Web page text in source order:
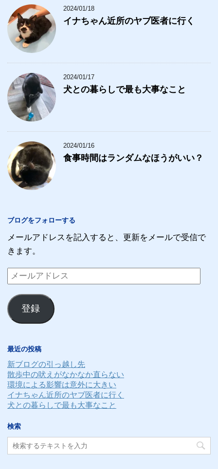
2024/01/18
イナちゃん近所のヤブ医者に行く
2024/01/17
犬との暮らしで最も大事なこと
2024/01/16
食事時間はランダムなほうがいい？
ブログをフォローする
メールアドレスを記入すると、更新をメールで受信で
きます。
メ
ー
ル
ア
ス
登録
最近の投稿
新ブログの引っ越し先
散歩中の吠えがなかなか直らない
環境による影響は意外に大きい
イナちゃん近所のヤブ医者に行く
犬との暮らしで最も大事なこと
検索